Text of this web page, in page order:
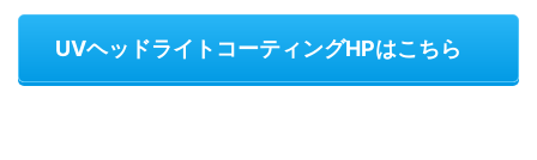
UVヘッドライトコーティングHPはこちら